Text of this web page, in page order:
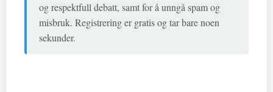
og respektfull debatt, samt for å unngå spam og
misbruk. Registrering er gratis og tar bare noen
sekunder.